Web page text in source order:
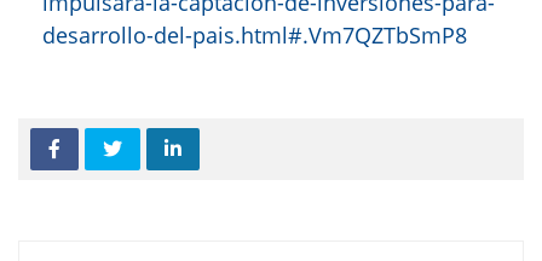
desarrollo-del-pais.html#.Vm7QZTbSmP8